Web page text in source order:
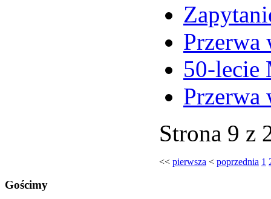
Przerwa
50-lecie
Przerwa
Strona 9 z
<< pierwsza < poprzednia 1
Gościmy